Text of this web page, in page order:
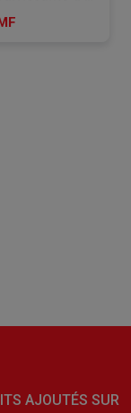
AJOUTÉS SUR